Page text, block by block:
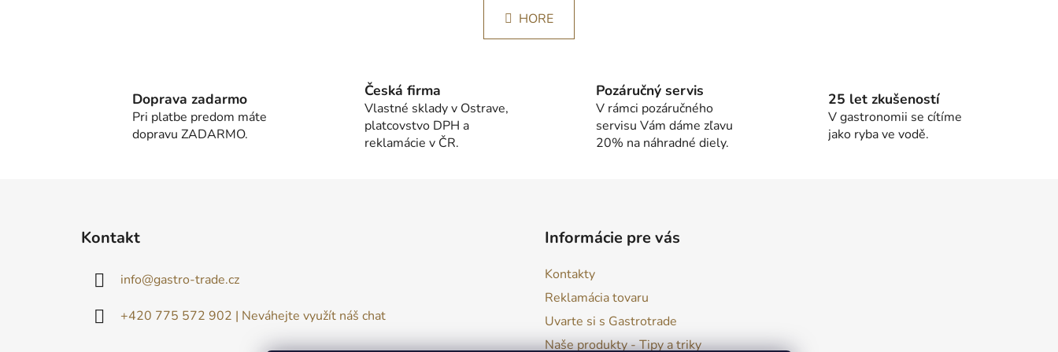
l
á
á
n
k
HORE
Doprava zadarmo
Pri platbe predom máte
dopravu ZADARMO.
Česká firma
Vlastné sklady v Ostrave,
platcovstvo DPH a
reklamácie v ČR.
Pozáručný servis
V rámci pozáručného
servisu Vám dáme zľavu
20% na náhradné diely.
25 let zkušeností
V gastronomii se cítíme
jako ryba ve vodě.
Kontakt
info@gastro-trade.cz
+420 775 572 902 | Neváhejte využít náš chat
Informácie pre vás
Kontakty
Reklamácia tovaru
Uvarte si s Gastrotrade
Naše produkty - Tipy a triky